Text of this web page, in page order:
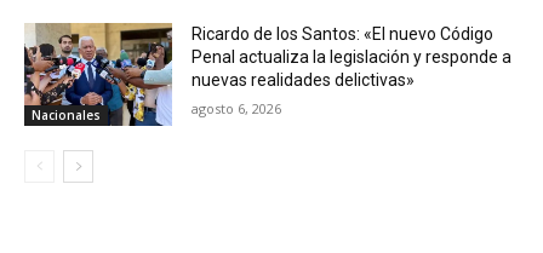
Nacionales
Ricardo de los Santos: «El nuevo Código
Penal actualiza la legislación y responde a
nuevas realidades delictivas»
agosto 6, 2026